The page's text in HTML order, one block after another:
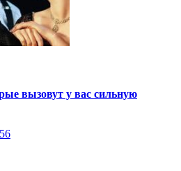
вызовут у вас сильную